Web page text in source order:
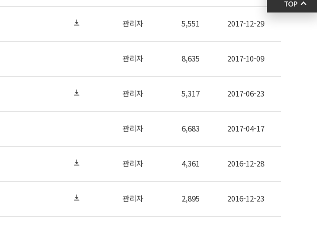
관리자 5,551 2017-12-29
관리자 8,635 2017-10-09
관리자 5,317 2017-06-23
관리자 6,683 2017-04-17
관리자 4,361 2016-12-28
관리자 2,895 2016-12-23
TOP